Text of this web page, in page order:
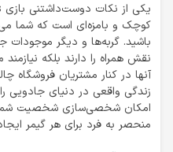
کوچک و بامزه‌ای است که شما
باشید. گربه‌ها و دیگر موجودات
نقش همراه را دارند بلکه
آنها در کنار مشتریان
زندگی واقعی در دنیای جادویی
امکان شخصی‌سازی شخصیت
منحصر به فرد برای هر گیمر